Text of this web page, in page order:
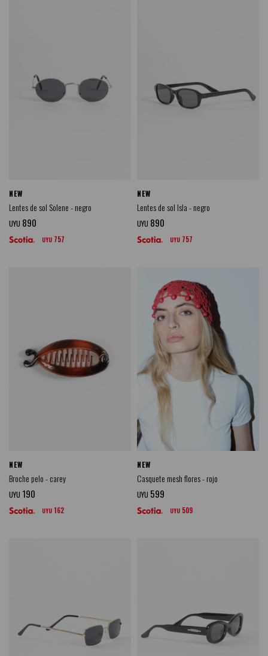
NEW
Lentes de sol Solene - negro
UYU 890
UYU 757
NEW
Lentes de sol Isla - negro
UYU 890
UYU 757
NEW
Broche pelo - carey
UYU 190
UYU 162
NEW
Casquete mesh flores - rojo
UYU 599
UYU 509